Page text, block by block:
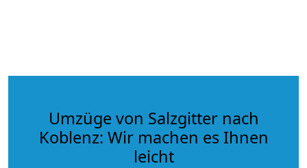
Umzüge von Salzgitter nach
Koblenz: Wir machen es Ihnen
leicht